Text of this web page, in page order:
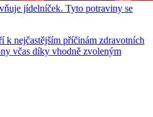
jídelníček. Tyto potraviny se
k nejčastějším příčinám zdravotních
včas díky vhodně zvoleným